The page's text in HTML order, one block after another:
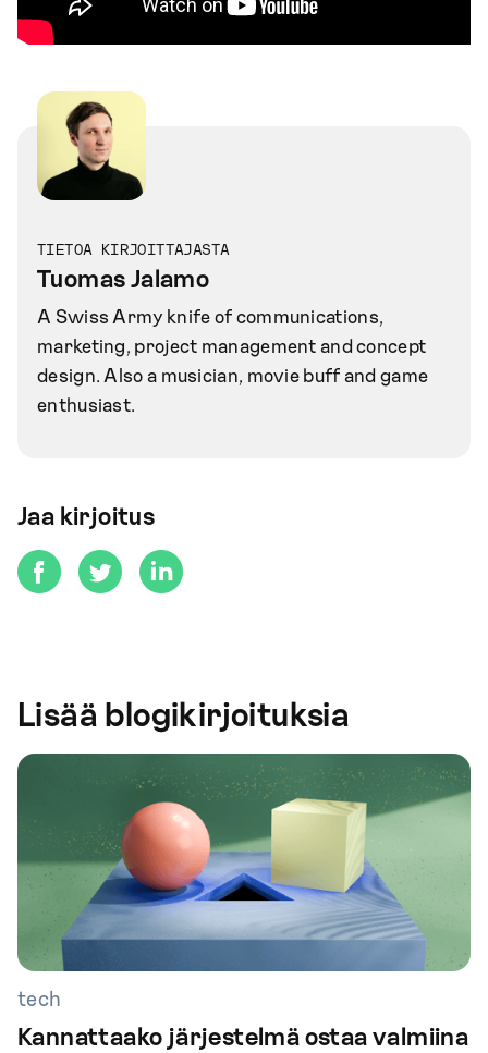
A Swiss Army knife of communications,
marketing, project management and concept
design. Also a musician, movie buff and game
enthusiast.
TIETOA KIRJOITTAJASTA
Tuomas Jalamo
Jaa kirjoitus
Lisää blogikirjoituksia
tech
Kannattaako järjestelmä ostaa valmiina